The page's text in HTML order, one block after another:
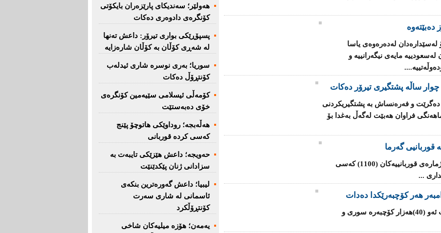
دەبێتەوە
له‌سێداره‌دان له‌ده‌ره‌وه‌ی یاسا
مایه‌ی نیگه‌رانییه‌ و
ساڵه‌ پشتگیری تیرۆر ده‌كات
ده‌گرێت و فه‌ره‌نساش به‌ پشتگیریكردنی
فراوان هه‌بێت له‌گه‌ڵ به‌غدا بۆ
قوربانیی گەرما
شه‌پۆلی‌ گه‌رما له‌ هندستان به‌رده‌وامه‌ و ژماره‌ی‌ قوربانییه‌كان (1100) کەسی
...
یه‌كێتی‌ ئه‌وروپا داوا له‌ ئه‌ندامه‌كانی‌ ده‌كات ئه‌و (40)هه‌زار كۆچبه‌ره‌ سوری‌ و
هەولێر؛ سەندیكای پارێزەران بایكۆتی
كۆنگرەی دادوەری دەكات
پسپۆڕێكی بواری تیرۆر: داعش تەنها
لە شەڕی كۆڵان بە كۆڵان شارەزایە
سوریا؛ بەری نوسرە شاری ئیدلەب
كۆنتڕۆڵ دەكات
كۆمەڵی ئیسلامی سێیەمین كۆنگرەی
خۆی دەبەستێت
هەڵەبجە؛ روداوێکی هاتوچۆ پێنج
کەسی کردە قوربانی
حەویجە؛ داعش هێزێكی تایبەت بە
سزادانی ژنان پێكدێنێت
لیبیا؛ داعش گەورەترین بنكەی
ئاسمانی لە شاری سەرت
کۆنتڕۆڵکرد
یەمەن؛ هۆزە میلیەكان شاخی